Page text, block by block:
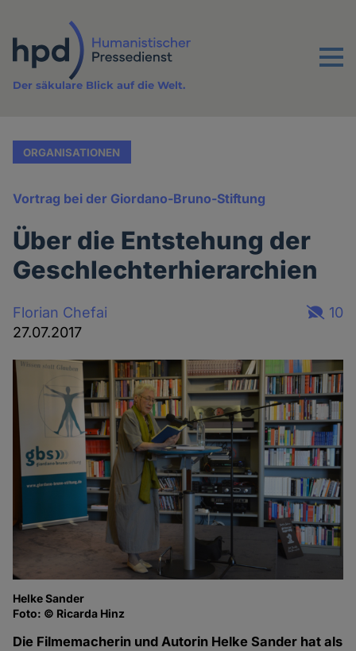
Inhalt
Menu
Der säkulare Blick auf die Welt.
ORGANISATIONEN
Vortrag bei der Giordano-Bruno-Stiftung
Über die Entstehung der
Geschlechterhierarchien
Florian Chefai
27.07.2017
10
Helke Sander
Foto: © Ricarda Hinz
Die Filmemacherin und Autorin Helke Sander hat als